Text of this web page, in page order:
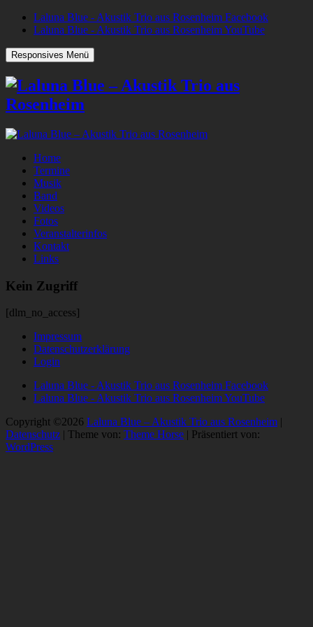
Laluna Blue - Akustik Trio aus Rosenheim Facebook
Laluna Blue - Akustik Trio aus Rosenheim YouTube
Responsives Menü
Home
Termine
Musik
Band
Videos
Fotos
Veranstalterinfos
Kontakt
Links
Kein Zugriff
[dlm_no_access]
Impressum
Datenschutzerklärung
Login
Laluna Blue - Akustik Trio aus Rosenheim Facebook
Laluna Blue - Akustik Trio aus Rosenheim YouTube
Copyright ©2026 Laluna Blue – Akustik Trio aus Rosenheim |
Datenschutz | Theme von: Theme Horse | Präsentiert von:
WordPress